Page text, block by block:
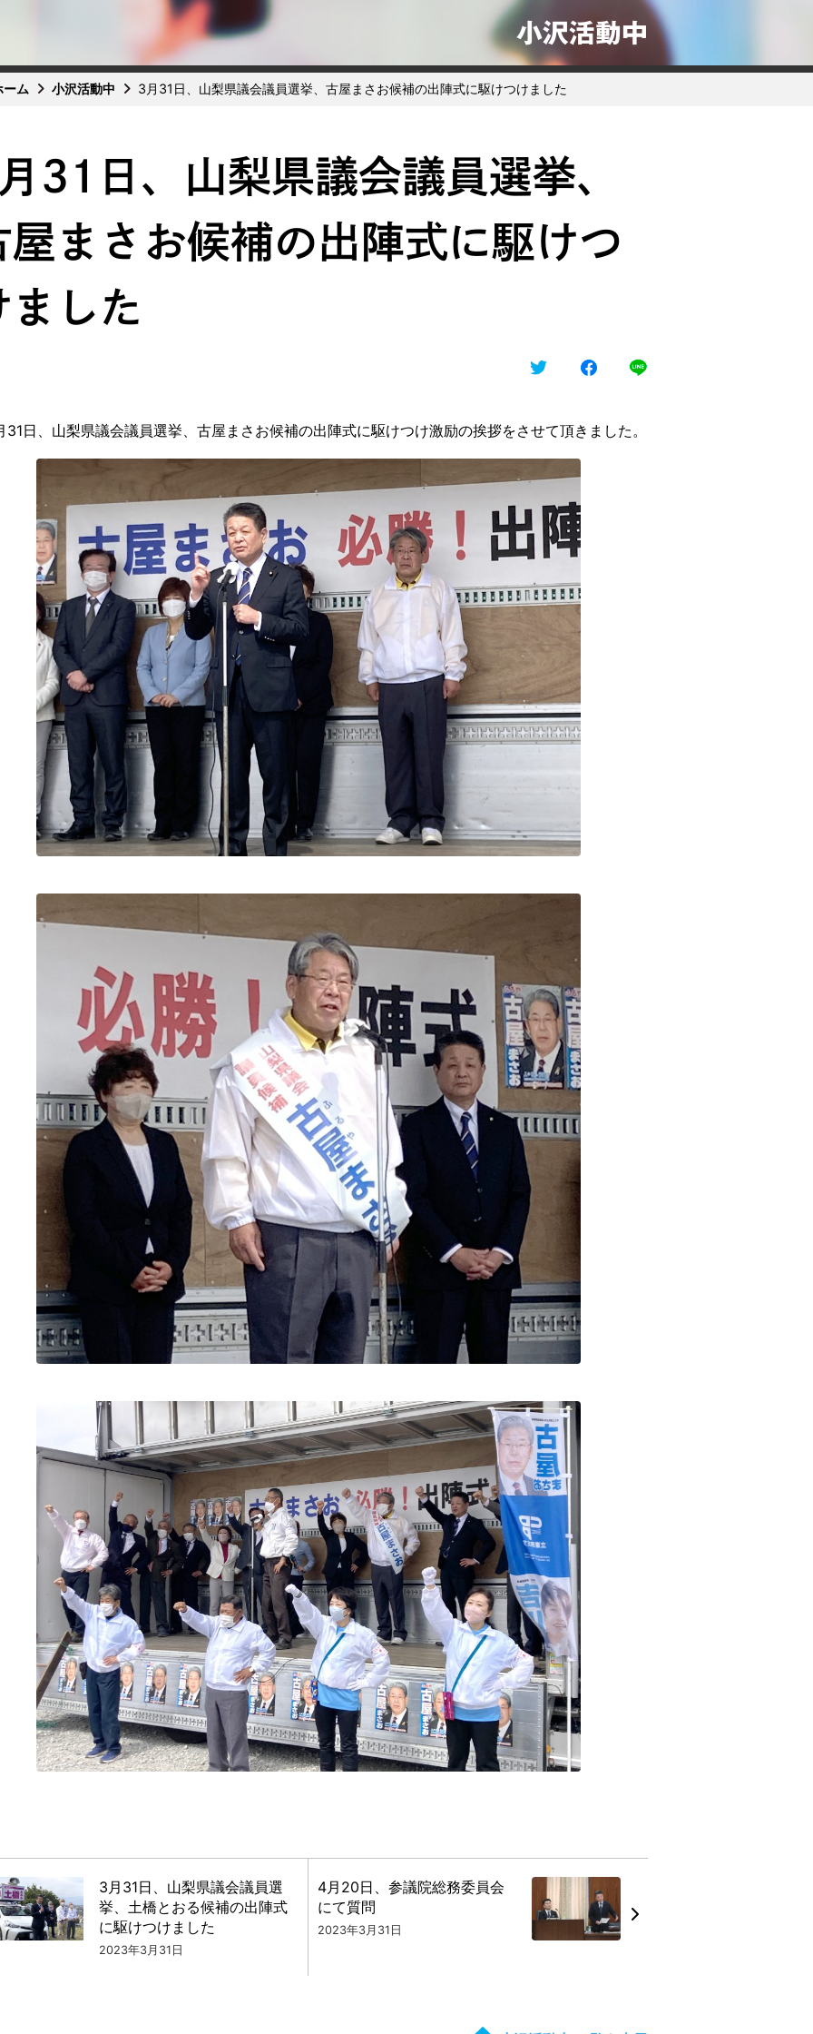
小沢活動中
ーム 小沢活動中 3月31日、山梨県議会議員選挙、古屋まさお候補の出陣式に駆けつけました
31日、山梨県議会議員選挙、
屋まさお候補の出陣式に駆けつ
ました
日、山梨県議会議員選挙、古屋まさお候補の出陣式に駆けつけ激励の挨拶をさせて頂きました。
3月31日、山梨県議会議員選
挙、土橋とおる候補の出陣式
に駆けつけました
2023年3月31日
4月20日、参議院総務委員会
にて質問
2023年3月31日